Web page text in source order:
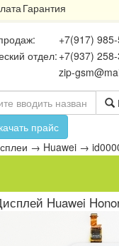
Гарантия
+7(917)
отдел:+7(937)
zip-
прайс
→ Huawei →
Huawei